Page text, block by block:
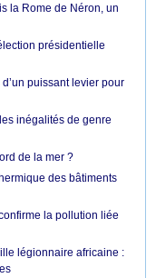
la Rome de Néron, un
présidentielle
puissant levier pour
inégalités de genre
de la mer ?
des bâtiments
la pollution liée
légionnaire africaine :